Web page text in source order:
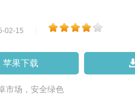
02-15
苹果下载
市场，安全绿色